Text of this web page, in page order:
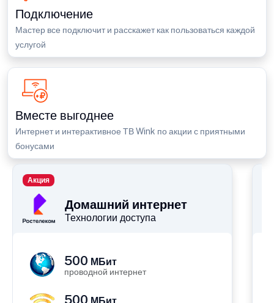
Подключение
Мастер все подключит и расскажет как пользоваться каждой
услугой
Вместе выгоднее
Интернет и интерактивное ТВ Wink по акции с приятными
бонусами
Домашний интернет
Технологии доступа
Акция
500 МБит
проводной интернет
500 МБит